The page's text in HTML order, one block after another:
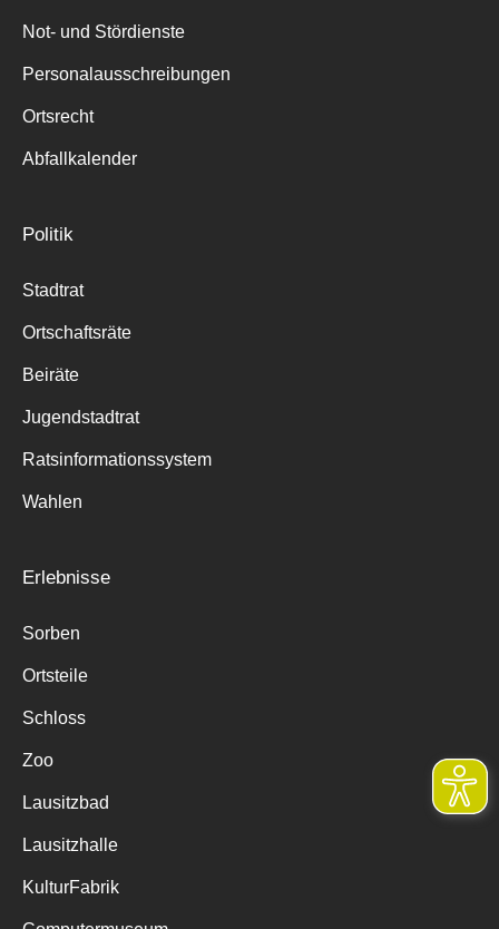
Not- und Stördienste
Personalausschreibungen
Ortsrecht
Abfallkalender
Politik
Stadtrat
Ortschaftsräte
Beiräte
Jugendstadtrat
Ratsinformationssystem
Wahlen
Erlebnisse
Sorben
Ortsteile
Schloss
Zoo
Lausitzbad
Lausitzhalle
KulturFabrik